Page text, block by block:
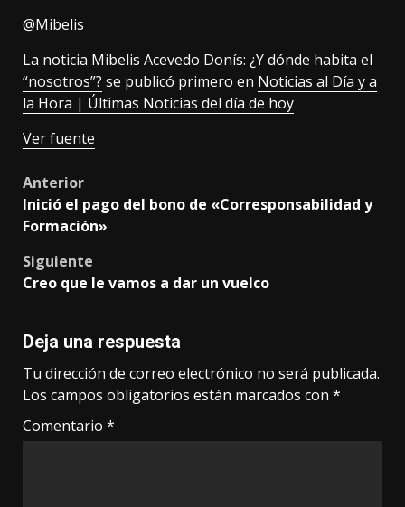
@Mibelis
La noticia Mibelis Acevedo Donís: ¿Y dónde habita el
“nosotros”? se publicó primero en Noticias al Día y a
la Hora | Últimas Noticias del día de hoy
Ver fuente
Post
navigation
Anterior
Inició el pago del bono de «Corresponsabilidad y
Formación»
Siguiente
Creo que le vamos a dar un vuelco
Deja una respuesta
Tu dirección de correo electrónico no será publicada.
Los campos obligatorios están marcados con *
Comentario *